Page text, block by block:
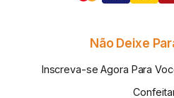
Não Deixe
Inscreva-se Agora Para